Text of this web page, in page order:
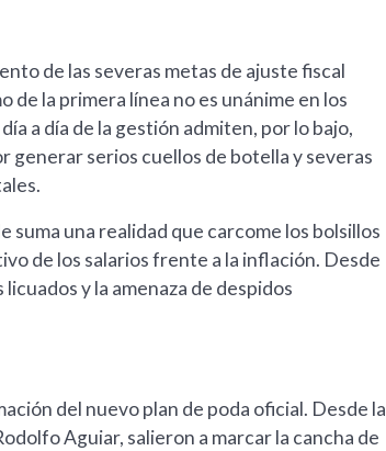
de las severas metas de ajuste fiscal
de la primera línea no es unánime en los
a día de la gestión admiten, por lo bajo,
generar serios cuellos de botella y severas
una realidad que carcome los bolsillos
de los salarios frente a la inflación. Desde
y la amenaza de despidos
del nuevo plan de poda oficial. Desde la
Aguiar, salieron a marcar la cancha de